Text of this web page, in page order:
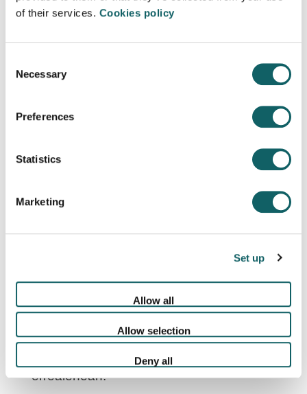
of their services. Cookies policy
Selection
Necessary
Preferences
Statistics
Marketing
Set up
Allow all
Allow selection
Deny all
ARRAZOIAK
zara,eta sukaldaritzako aplikazio
Teknika sakon ezagutzeak negozio-eredu
eta joerak
kongresu bateko eszenatokian soilik eskura
Sukaldari globalaizango zara, sukaldaritza-
teknikak eta hurbileko eta urruneko kulturak
ezagutzen dituena.
Instalaziorik eta bitartekorik onenakizango
eskura, ahalik eta ingurune
errealenean.